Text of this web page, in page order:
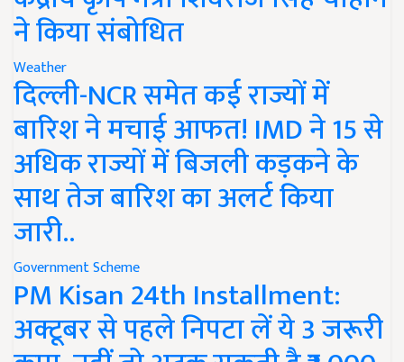
ने किया संबोधित
Weather
दिल्ली-NCR समेत कई राज्यों में
बारिश ने मचाई आफत! IMD ने 15 से
अधिक राज्यों में बिजली कड़कने के
साथ तेज बारिश का अलर्ट किया
जारी..
Government Scheme
PM Kisan 24th Installment:
अक्टूबर से पहले निपटा लें ये 3 जरूरी